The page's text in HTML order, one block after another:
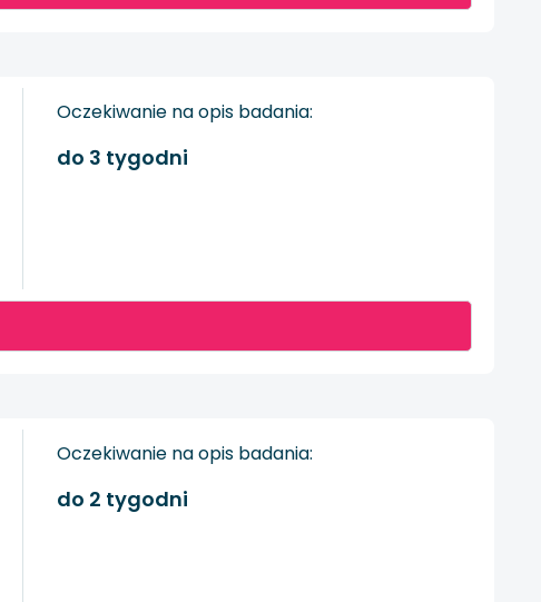
Oczekiwanie na opis badania:
do 3 tygodni
Oczekiwanie na opis badania:
do 2 tygodni